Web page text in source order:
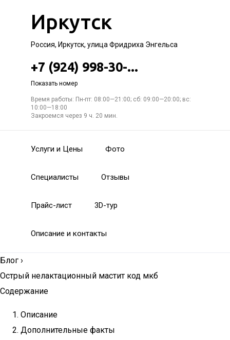
Иркутск
Россия, Иркутск, улица Фридриха Энгельса
+7 (924) 998-30-...
Показать номер
Время работы: Пн-пт: 08:00—21:00; сб: 09:00—20:00; вс:
10:00—18:00
Закроемся через 9 ч. 20 мин.
Услуги и Цены Фото
Специалисты Отзывы
Прайс-лист 3D-тур
Описание и контакты
Блог ›
Острый нелактационный мастит код мкб
Содержание
Описание
Дополнительные факты